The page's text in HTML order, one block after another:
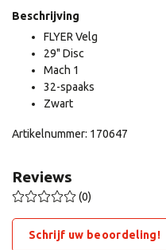
Beschrijving
FLYER Velg
29" Disc
Mach 1
32-spaaks
Zwart
Artikelnummer: 170647
Reviews
(0)
Schrijf uw beoordeling!